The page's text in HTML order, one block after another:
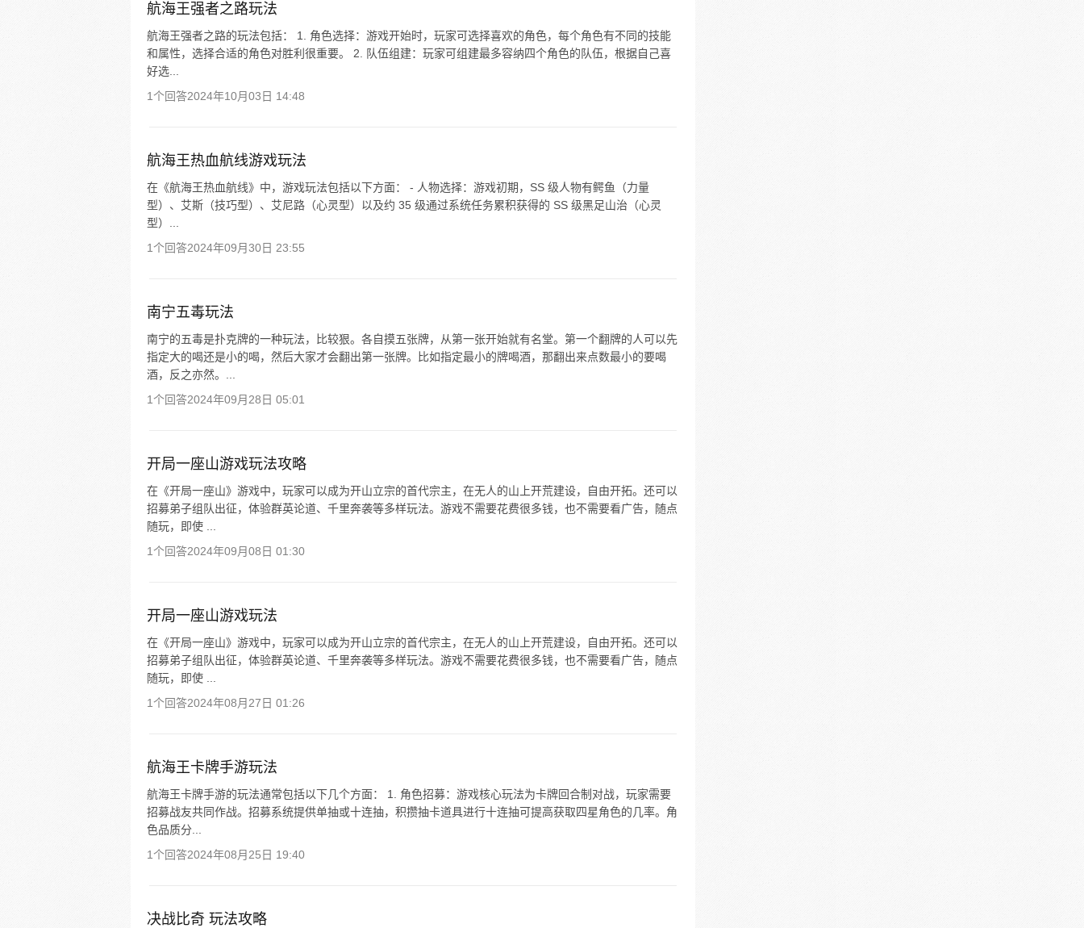
航海王强者之路玩法
航海王强者之路的玩法包括： 1. 角色选择：游戏开始时，玩家可选择喜欢的角色，每个角色有不同的技能
和属性，选择合适的角色对胜利很重要。 2. 队伍组建：玩家可组建最多容纳四个角色的队伍，根据自己喜
好选...
1个回答2024年10月03日 14:48
航海王热血航线游戏玩法
在《航海王热血航线》中，游戏玩法包括以下方面： - 人物选择：游戏初期，SS 级人物有鳄鱼（力量
型）、艾斯（技巧型）、艾尼路（心灵型）以及约 35 级通过系统任务累积获得的 SS 级黑足山治（心灵
型）...
1个回答2024年09月30日 23:55
南宁五毒玩法
南宁的五毒是扑克牌的一种玩法，比较狠。各自摸五张牌，从第一张开始就有名堂。第一个翻牌的人可以先
指定大的喝还是小的喝，然后大家才会翻出第一张牌。比如指定最小的牌喝酒，那翻出来点数最小的要喝
酒，反之亦然。...
1个回答2024年09月28日 05:01
开局一座山游戏玩法攻略
在《开局一座山》游戏中，玩家可以成为开山立宗的首代宗主，在无人的山上开荒建设，自由开拓。还可以
招募弟子组队出征，体验群英论道、千里奔袭等多样玩法。游戏不需要花费很多钱，也不需要看广告，随点
随玩，即使 ...
1个回答2024年09月08日 01:30
开局一座山游戏玩法
在《开局一座山》游戏中，玩家可以成为开山立宗的首代宗主，在无人的山上开荒建设，自由开拓。还可以
招募弟子组队出征，体验群英论道、千里奔袭等多样玩法。游戏不需要花费很多钱，也不需要看广告，随点
随玩，即使 ...
1个回答2024年08月27日 01:26
航海王卡牌手游玩法
航海王卡牌手游的玩法通常包括以下几个方面： 1. 角色招募：游戏核心玩法为卡牌回合制对战，玩家需要
招募战友共同作战。招募系统提供单抽或十连抽，积攒抽卡道具进行十连抽可提高获取四星角色的几率。角
色品质分...
1个回答2024年08月25日 19:40
决战比奇 玩法攻略